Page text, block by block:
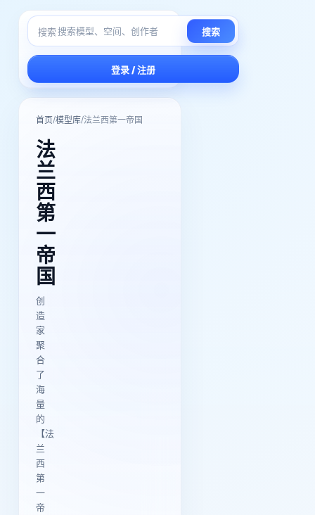
搜索 搜索
登录 / 注册
首页/模型库/法兰西第一帝国
法
兰
西
第
一
帝
国
创
造
家
聚
合
了
海
量
的
【法
兰
西
第
一
帝